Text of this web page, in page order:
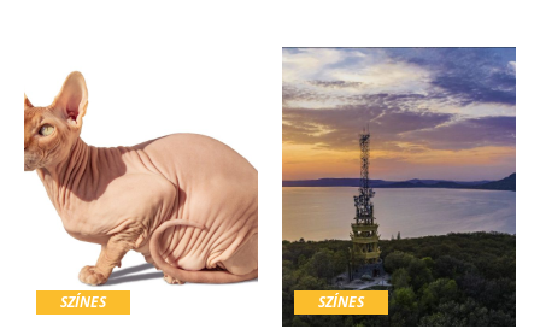
SZÍNES SZÍNES